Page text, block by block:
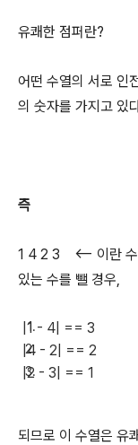
유쾌한 점퍼란?
어떤 수열의 서로 인
의 숫자를 가지고 있
즉
1 4 2 3 <-- 이란 수
있는 수를 뺄 경우,
|1 - 4| == 3
|4 - 2| == 2
|2 - 3| == 1
되므로 이 수열은 유